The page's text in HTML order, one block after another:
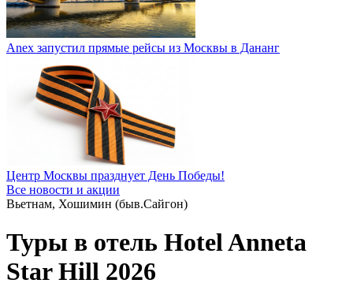
Anex запустил прямые рейсы из Москвы в Дананг
Центр Москвы празднует День Победы!
Все новости и акции
Вьетнам, Хошимин (быв.Сайгон)
Туры в отель Hotel Anneta
Star Hill 2026